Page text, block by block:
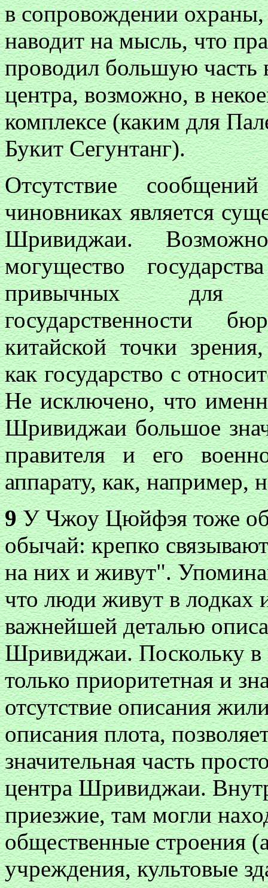
в сопровождении
наводит на мысль, что
проводил большую часть
центра, возможно, в
комплексе (каким для
Букит Сегунтанг).
Отсутствие
чиновниках является
Шривиджаи.
могущество
привычных для
государственности
китайской точки
как государство с
Не исключено, что
Шривиджаи большое
правителя и его
аппарату, как, например,
9У Чжоу Цюйфэя тоже об
обычай: крепко
на них и живут".
что люди живут в лодках
важнейшей деталью
Шривиджаи. Поскольку в
только приоритетная и
отсутствие описания
описания плота,
значительная часть
центра Шривиджаи.
приезжие, там могли
общественные строения
учреждения, культовые